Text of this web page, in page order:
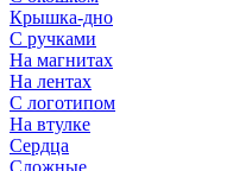
Крышка-дно
С ручками
На магнитах
На лентах
С логотипом
На втулке
Сердца
Сложные